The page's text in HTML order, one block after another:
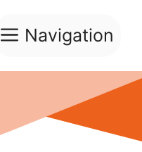
Navigation